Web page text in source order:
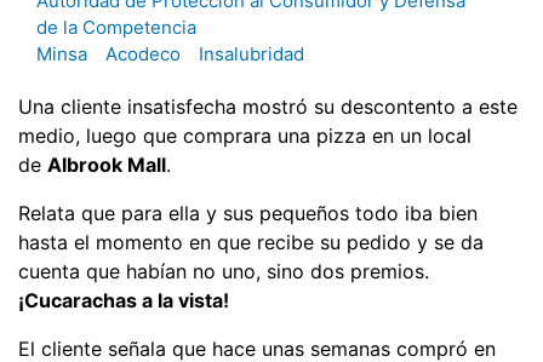
de la Competencia
Minsa
Acodeco Insalubridad
Una cliente insatisfecha mostró su descontento a este
medio, luego que comprara una pizza en un local
de Albrook Mall.
Relata que para ella y sus pequeños todo iba bien
hasta el momento en que recibe su pedido y se da
cuenta que habían no uno, sino dos premios.
¡Cucarachas a la vista!
El cliente señala que hace unas semanas compró en